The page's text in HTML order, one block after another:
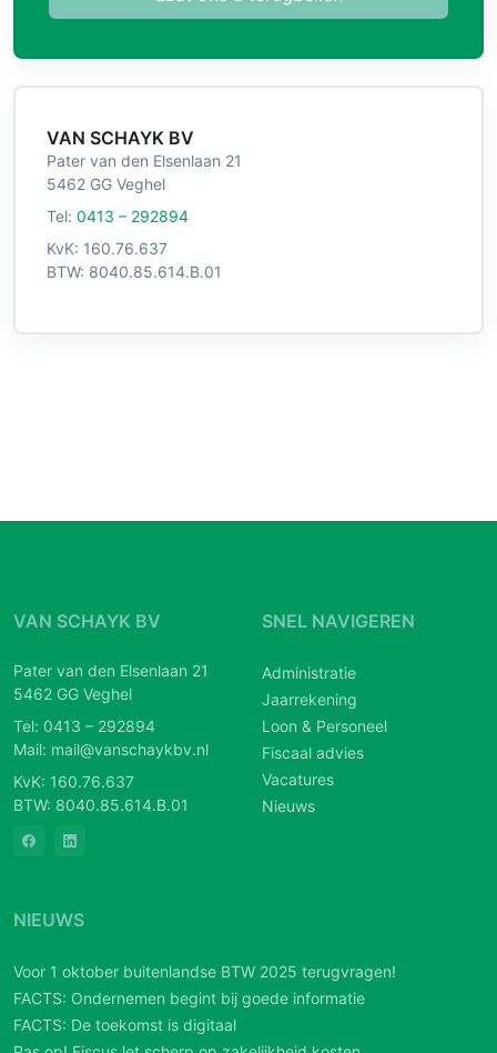
VAN SCHAYK BV
Pater van den Elsenlaan 21
5462 GG Veghel
Tel: 0413 – 292894
KvK: 160.76.637
BTW: 8040.85.614.B.01
VAN SCHAYK BV
Pater van den Elsenlaan 21
5462 GG Veghel
Tel: 0413 – 292894
Mail: mail@vanschaykbv.nl
KvK: 160.76.637
BTW: 8040.85.614.B.01
SNEL NAVIGEREN
Administratie
Jaarrekening
Loon & Personeel
Fiscaal advies
Vacatures
Nieuws
NIEUWS
Voor 1 oktober buitenlandse BTW 2025 terugvragen!
FACTS: Ondernemen begint bij goede informatie
FACTS: De toekomst is digitaal